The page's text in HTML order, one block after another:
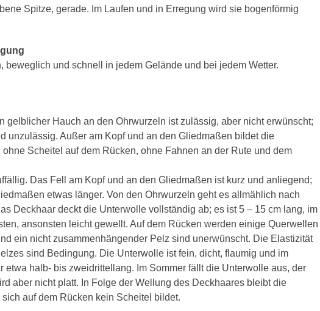
Spitze, gerade. Im Laufen und in Erregung wird sie bogenförmig
beweglich und schnell in jedem Gelände und bei jedem Wetter.
gelblicher Hauch an den Ohrwurzeln ist zulässig, aber nicht erwünscht;
unzulässig. Außer am Kopf und an den Gliedmaßen bildet die
Scheitel auf dem Rücken, ohne Fahnen an der Rute und dem
Das Fell am Kopf und an den Gliedmaßen ist kurz und anliegend;
etwas länger. Von den Ohrwurzeln geht es allmählich nach
Deckhaar deckt die Unterwolle vollständig ab; es ist 5 – 15 cm lang, im
ansonsten leicht gewellt. Auf dem Rücken werden einige Querwellen
ein nicht zusammenhängender Pelz sind unerwünscht. Die Elastizität
sind Bedingung. Die Unterwolle ist fein, dicht, flaumig und im
etwa halb- bis zweidrittellang. Im Sommer fällt die Unterwolle aus, der
aber nicht platt. In Folge der Wellung des Deckhaares bleibt die
auf dem Rücken kein Scheitel bildet.